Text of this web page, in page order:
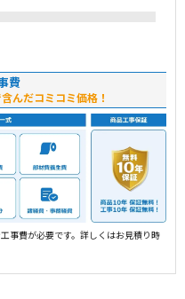
費
んだコミコミ価格！
事費が必要です。詳しくはお見積り時